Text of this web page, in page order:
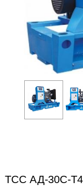
ТСС АД-30С-